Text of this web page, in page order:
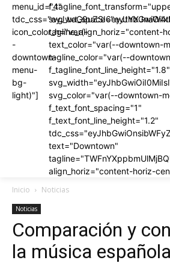
menu_id="4"
icon_color_h="var(-
-
downtown-
menu-
bg-
light)"]
tagline_align_horiz="content-
text_color="var(--downtown-
tagline_color="var(--
f_tagline_font_line_height="1.8"
svg_color="var(--downtown-
f_text_font_spacing="1"
f_text_font_line_height="1.2"
text="Downtown"
align_horiz="content-horiz-
Inicio Noticias
Noticias
Comparación y
la música